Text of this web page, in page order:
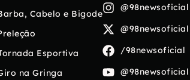
Cabelo e Bigode
Esportiva
na Gringa
@98newsoficial
@98newsoficial
/98newsoficial
@98newsoficial